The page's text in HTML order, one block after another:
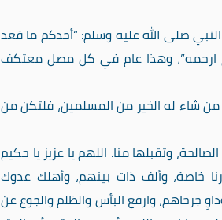
صلى الله عليه وسلم: “أحدكم ما قعد
ارحمه”، وهذا عام في كل مصل معتكف
شاء له الخير من المسلمين، فلتكن من
وتقبلها منا. اللهم يا عزيز يا حكيم
خاصة، وألف ذات بينهم، وأهلك عدوك
وارفع البأس والظلم والجوع عن